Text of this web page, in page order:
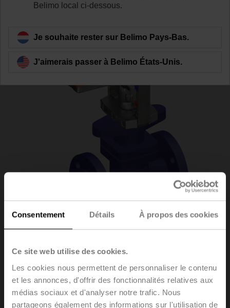
Consentement Détails À propos des cookies
Ce site web utilise des cookies.
Les cookies nous permettent de personnaliser le contenu
et les annonces, d'offrir des fonctionnalités relatives aux
médias sociaux et d'analyser notre trafic. Nous
partageons également des informations sur l'utilisation de
Retour a la catégorie de produits
H6020X6P3-
S2+LV24A-SR-TPC
Belimo local ci-dessous.
Je souhaite rester sur Belimo Pays-Bas.
J'aimerais passer à Belimo États-Unis.